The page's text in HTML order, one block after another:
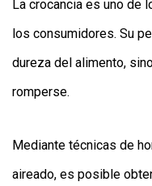
La crocancia es uno de
los consumidores. Su
dureza del alimento,
romperse.
Mediante técnicas de
aireado, es posible